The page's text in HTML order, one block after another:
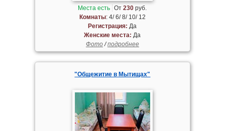
Места есть От230 руб.
Комнаты: 4/ 6/ 8/ 10/ 12
Регистрация: Да
Женские места: Да
Фото/подробнее
"Общежитие в Мытищах"